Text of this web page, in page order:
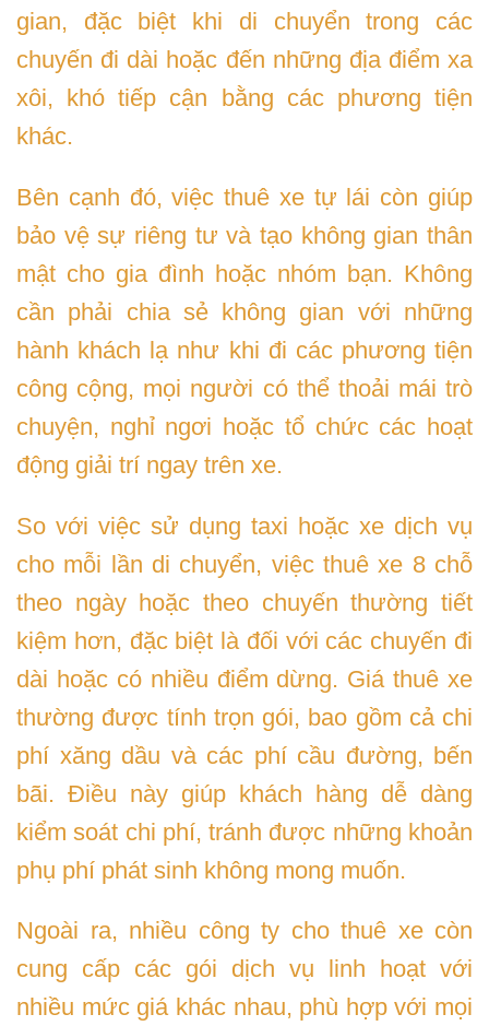
gian, đặc biệt khi di chuyển trong các
chuyến đi dài hoặc đến những địa điểm xa
xôi, khó tiếp cận bằng các phương tiện
khác.
Bên cạnh đó, việc thuê xe tự lái còn giúp
bảo vệ sự riêng tư và tạo không gian thân
mật cho gia đình hoặc nhóm bạn. Không
cần phải chia sẻ không gian với những
hành khách lạ như khi đi các phương tiện
công cộng, mọi người có thể thoải mái trò
chuyện, nghỉ ngơi hoặc tổ chức các hoạt
động giải trí ngay trên xe.
So với việc sử dụng taxi hoặc xe dịch vụ
cho mỗi lần di chuyển, việc thuê xe 8 chỗ
theo ngày hoặc theo chuyến thường tiết
kiệm hơn, đặc biệt là đối với các chuyến đi
dài hoặc có nhiều điểm dừng. Giá thuê xe
thường được tính trọn gói, bao gồm cả chi
phí xăng dầu và các phí cầu đường, bến
bãi. Điều này giúp khách hàng dễ dàng
kiểm soát chi phí, tránh được những khoản
phụ phí phát sinh không mong muốn.
Ngoài ra, nhiều công ty cho thuê xe còn
cung cấp các gói dịch vụ linh hoạt với
nhiều mức giá khác nhau, phù hợp với mọi